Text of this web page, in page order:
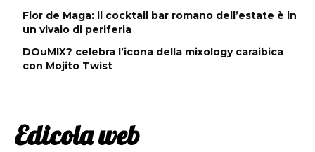
Flor de Maga: il cocktail bar romano dell’estate è in
un vivaio di periferia
DOuMIX? celebra l’icona della mixology caraibica
con Mojito Twist
Edicola web